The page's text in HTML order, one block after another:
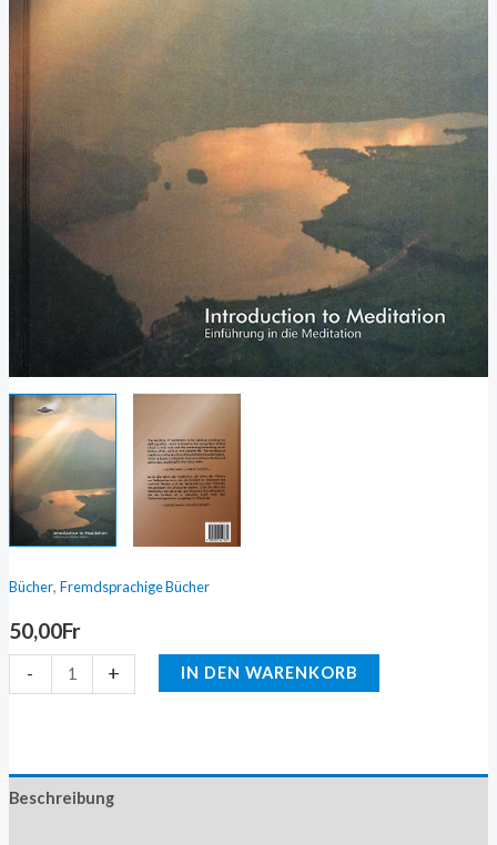
Bücher, Fremdsprachige Bücher
50,00Fr
- + IN DEN WARENKORB
Beschreibung